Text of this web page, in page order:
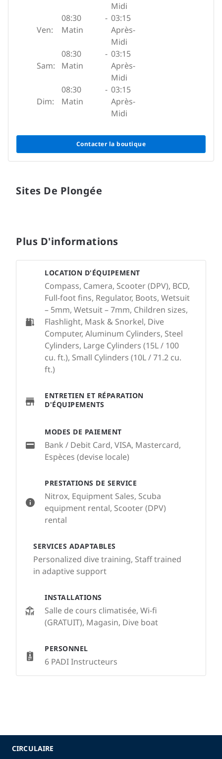
Midi
Ven:
08:30
Matin
- 03:15
Après-
Midi
Sam:
08:30
Matin
- 03:15
Après-
Midi
Dim:
08:30
Matin
- 03:15
Après-
Midi
Contacter la boutique
Sites De Plongée
Plus D'informations
PRESTATIONS DE SERVICE
Nitrox, Equipment Sales, Scuba
equipment rental, Scooter (DPV)
rental
SERVICES ADAPTABLES
Personalized dive training, Staff trained
in adaptive support
INSTALLATIONS
Salle de cours climatisée, Wi-fi
(GRATUIT), Magasin, Dive boat
PERSONNEL
6 PADI Instructeurs
LOCATION D'ÉQUIPEMENT
Compass, Camera, Scooter (DPV), BCD,
Full-foot fins, Regulator, Boots, Wetsuit
– 5mm, Wetsuit – 7mm, Children sizes,
Flashlight, Mask & Snorkel, Dive
Computer, Aluminum Cylinders, Steel
Cylinders, Large Cylinders (15L / 100
cu. ft.), Small Cylinders (10L / 71.2 cu.
ft.)
ENTRETIEN ET RÉPARATION
D'ÉQUIPEMENTS
MODES DE PAIEMENT
Bank / Debit Card, VISA, Mastercard,
Espèces (devise locale)
CIRCULAIRE